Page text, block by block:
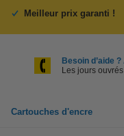
Meilleur prix garanti !
Besoin d’aide
Les jours
Cartouches d'encre